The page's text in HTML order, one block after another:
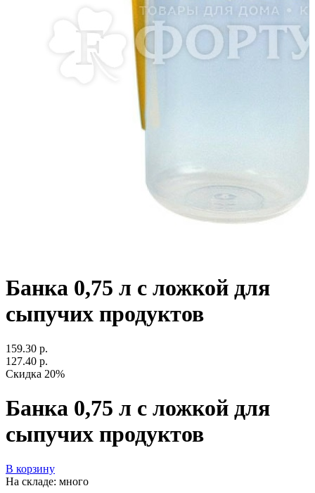
Банка 0,75 л с ложкой для
сыпучих продуктов
159.30 р.
127.40 р.
Скидка 20%
Банка 0,75 л с ложкой для
сыпучих продуктов
В корзину
На складе: много